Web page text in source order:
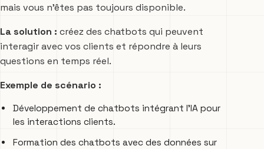
mais vous n’êtes pas toujours disponible.
La solution : créez des chatbots qui peuvent
interagir avec vos clients et répondre à leurs
questions en temps réel.
Exemple de scénario :
Développement de chatbots intégrant l’IA pour
les interactions clients.
Formation des chatbots avec des données sur